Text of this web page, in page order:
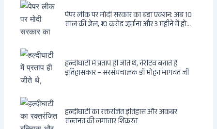
पेपर लीक पर मोदी सरकार का बड़ा एक्शन: अब 10
साल की जेल, ₹10 करोड़ जुर्माना और 3 महीने में होगा
हल्दीघाटी में प्रताप ही जीते थे, नैरेटिव बनाते हैं
इतिहासकार – सरसंघचालक डॉ मोहन भागवत जी
हल्दीघाटी का रक्तरंजित इतिहास और अकबर
सल्तनत की लगातार शिकस्त